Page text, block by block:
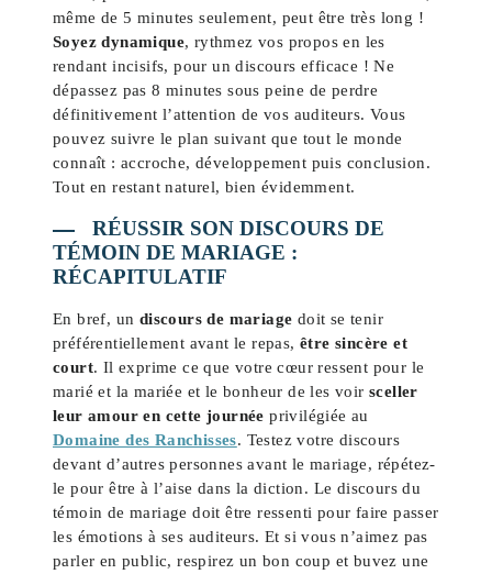
même de 5 minutes seulement, peut être très long !
Soyez dynamique, rythmez vos propos en les
rendant incisifs, pour un discours efficace ! Ne
dépassez pas 8 minutes sous peine de perdre
définitivement l’attention de vos auditeurs. Vous
pouvez suivre le plan suivant que tout le monde
connaît : accroche, développement puis conclusion.
Tout en restant naturel, bien évidemment.
RÉUSSIR SON DISCOURS DE
TÉMOIN DE MARIAGE :
RÉCAPITULATIF
En bref, un discours de mariage doit se tenir
préférentiellement avant le repas, être sincère et
court. Il exprime ce que votre cœur ressent pour le
marié et la mariée et le bonheur de les voir sceller
leur amour en cette journée privilégiée au
Domaine des Ranchisses. Testez votre discours
devant d’autres personnes avant le mariage, répétez-
le pour être à l’aise dans la diction. Le discours du
témoin de mariage doit être ressenti pour faire passer
les émotions à ses auditeurs. Et si vous n’aimez pas
parler en public, respirez un bon coup et buvez une